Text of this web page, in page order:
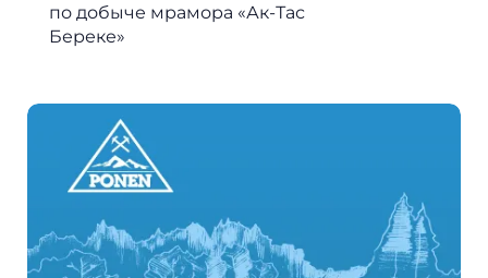
по добыче мрамора «Ак-Тас
Береке»